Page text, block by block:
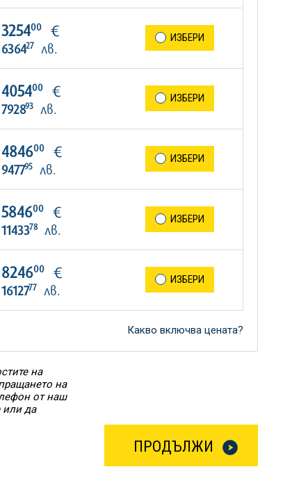
325400€
636427лв.
ИЗБЕРИ
405400€
792893лв.
ИЗБЕРИ
484600€
947795лв.
ИЗБЕРИ
584600€
1143378лв.
ИЗБЕРИ
824600€
1612777лв.
ИЗБЕРИ
Какво включва цената?
на
на
от наш
или да
ПРОДЪЛЖИ